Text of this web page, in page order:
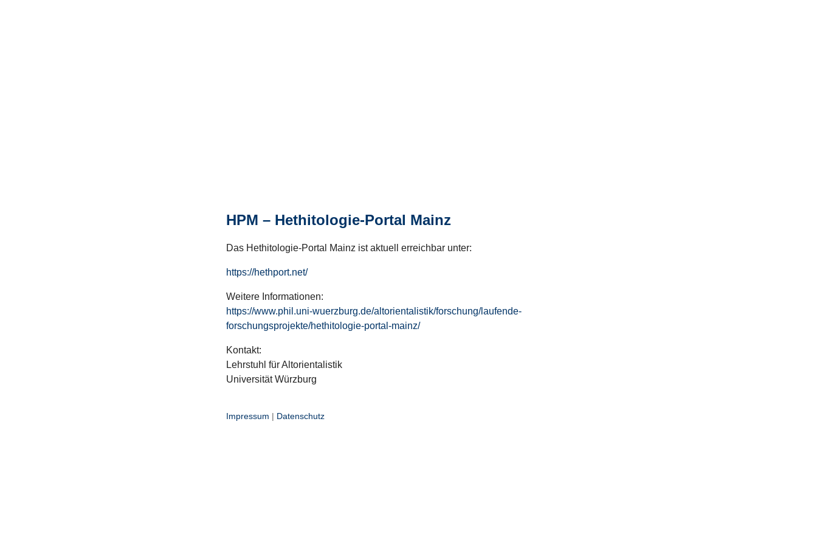
HPM – Hethitologie-Portal Mainz
Das Hethitologie-Portal Mainz ist aktuell erreichbar unter:
https://hethport.net/
Weitere Informationen:
https://www.phil.uni-wuerzburg.de/altorientalistik/forschung/laufende-
forschungsprojekte/hethitologie-portal-mainz/
Kontakt:
Lehrstuhl für Altorientalistik
Universität Würzburg
Impressum | Datenschutz